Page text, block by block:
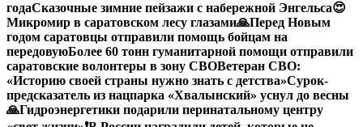
годаСказочные зимние пейзажи с набережной Энгельса😍
Микромир в саратовском лесу глазами🙏Перед Новым
годом саратовцы отправили помощь бойцам на
передовуюБолее 60 тонн гуманитарной помощи отправили
саратовские волонтеры в зону СВОВетеран СВО:
«Историю своей страны нужно знать с детства»Сурок-
предсказатель из нацпарка «Хвалынский» уснул до весны
🙏Гидроэнергетики подарили перинатальному центру